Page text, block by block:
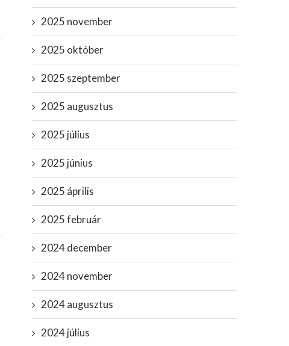
2025 november
2025 október
2025 szeptember
2025 augusztus
2025 július
2025 június
2025 április
2025 február
2024 december
2024 november
2024 augusztus
2024 július